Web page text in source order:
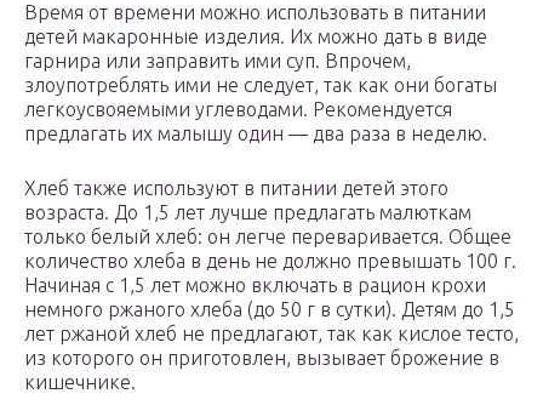
Время от времени можно использовать в питании
детей макаронные изделия. Их можно дать в виде
гарнира или заправить ими суп. Впрочем,
злоупотреблять ими не следует, так как они богаты
легкоусвояемыми углеводами. Рекомендуется
предлагать их малышу один — два раза в неделю.
Хлеб также используют в питании детей этого
возраста. До 1,5 лет лучше предлагать малюткам
только белый хлеб: он легче переваривается. Общее
количество хлеба в день не должно превышать 100 г.
Начиная с 1,5 лет можно включать в рацион крохи
немного ржаного хлеба (до 50 г в сутки). Детям до 1,5
лет ржаной хлеб не предлагают, так как кислое тесто,
из которого он приготовлен, вызывает брожение в
кишечнике.